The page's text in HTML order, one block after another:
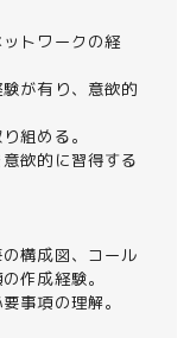
ットワークの経
が有り、意欲的
組める。
欲的に習得する
構成図、コール
作成経験。
事項の理解。